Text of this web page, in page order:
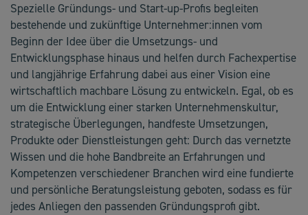
Spezielle Gründungs- und Start-up-Profis begleiten
bestehende und zukünftige Unternehmer:innen vom
Beginn der Idee über die Umsetzungs- und
Entwicklungsphase hinaus und helfen durch Fachexpertise
und langjährige Erfahrung dabei aus einer Vision eine
wirtschaftlich machbare Lösung zu entwickeln. Egal, ob es
um die Entwicklung einer starken Unternehmenskultur,
strategische Überlegungen, handfeste Umsetzungen,
Produkte oder Dienstleistungen geht: Durch das vernetzte
Wissen und die hohe Bandbreite an Erfahrungen und
Kompetenzen verschiedener Branchen wird eine fundierte
und persönliche Beratungsleistung geboten, sodass es für
jedes Anliegen den passenden Gründungsprofi gibt.